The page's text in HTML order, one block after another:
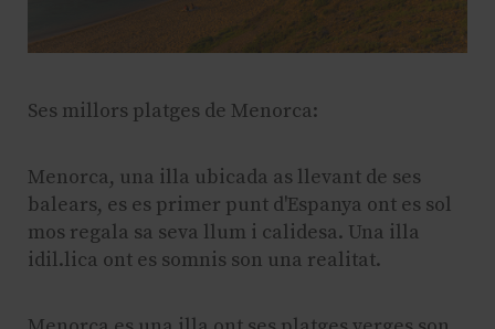
Ses millors platges de Menorca:
Menorca, una illa ubicada as llevant de ses
balears, es es primer punt d'Espanya ont es sol
mos regala sa seva llum i calidesa. Una illa
idil.lica ont es somnis son una realitat.